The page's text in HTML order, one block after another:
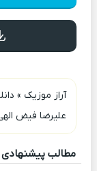
آراز موزیک »
علیرضا فیض
مطالب پیشنهادی